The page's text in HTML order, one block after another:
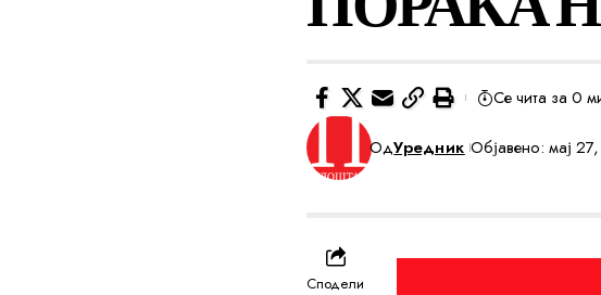
ОдУредник Објавено: мај
Се чита за 0
Сподели